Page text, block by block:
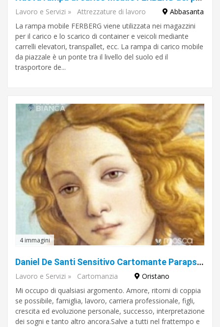
Lavoro e Servizi » Attrezzature di lavoro
Abbasanta
La rampa mobile FERBERG viene utilizzata nei magazzini
per il carico e lo scarico di container e veicoli mediante
carrelli elevatori, transpallet, ecc. La rampa di carico mobile
da piazzale è un ponte tra il livello del suolo ed il
trasportore de...
4 immagini
Daniel De Santi Sensitivo Cartomante Parapsicologo anche di volti noti dello spettacolo
Lavoro e Servizi » Cartomanzia
Oristano
Mi occupo di qualsiasi argomento. Amore, ritorni di coppia
se possibile, famiglia, lavoro, carriera professionale, figli,
crescita ed evoluzione personale, successo, interpretazione
dei sogni e tanto altro ancora.Salve a tutti nel frattempo e